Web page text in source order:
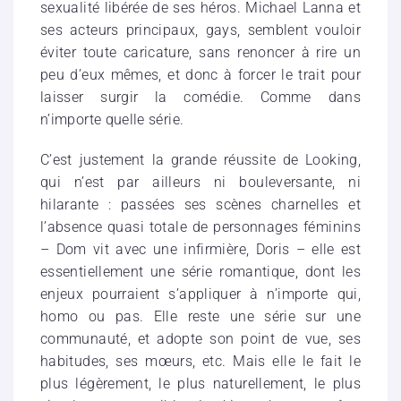
sexualité libérée de ses héros. Michael Lanna et
ses acteurs principaux, gays, semblent vouloir
éviter toute caricature, sans renoncer à rire un
peu d’eux mêmes, et donc à forcer le trait pour
laisser surgir la comédie. Comme dans
n’importe quelle série.
C’est justement la grande réussite de Looking,
qui n’est par ailleurs ni bouleversante, ni
hilarante : passées ses scènes charnelles et
l’absence quasi totale de personnages féminins
– Dom vit avec une infirmière, Doris – elle est
essentiellement une série romantique, dont les
enjeux pourraient s’appliquer à n’importe qui,
homo ou pas. Elle reste une série sur une
communauté, et adopte son point de vue, ses
habitudes, ses mœurs, etc. Mais elle le fait le
plus légèrement, le plus naturellement, le plus